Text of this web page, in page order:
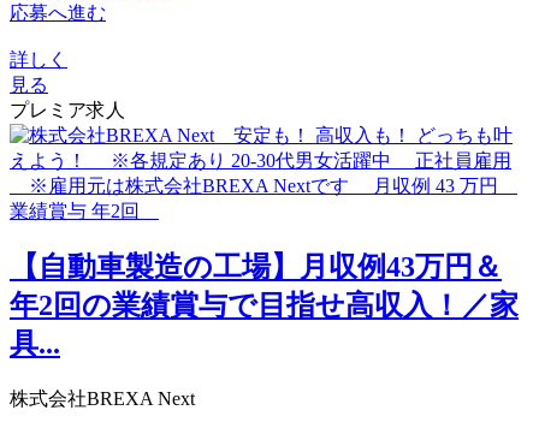
応募へ進む
詳しく
見る
プレミア求人
【自動車製造の工場】月収例43万円＆
年2回の業績賞与で目指せ高収入！／家
具...
株式会社BREXA Next